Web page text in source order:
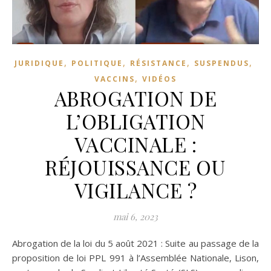
JURIDIQUE , POLITIQUE , RÉSISTANCE , SUSPENDUS,
VACCINS, VIDÉOS
ABROGATION DE
L’OBLIGATION
VACCINALE :
RÉJOUISSANCE OU
VIGILANCE ?
mai 6, 2023
Abrogation de la loi du 5 août 2021 : Suite au passage de la
proposition de loi PPL 991 à l’Assemblée Nationale, Lison,